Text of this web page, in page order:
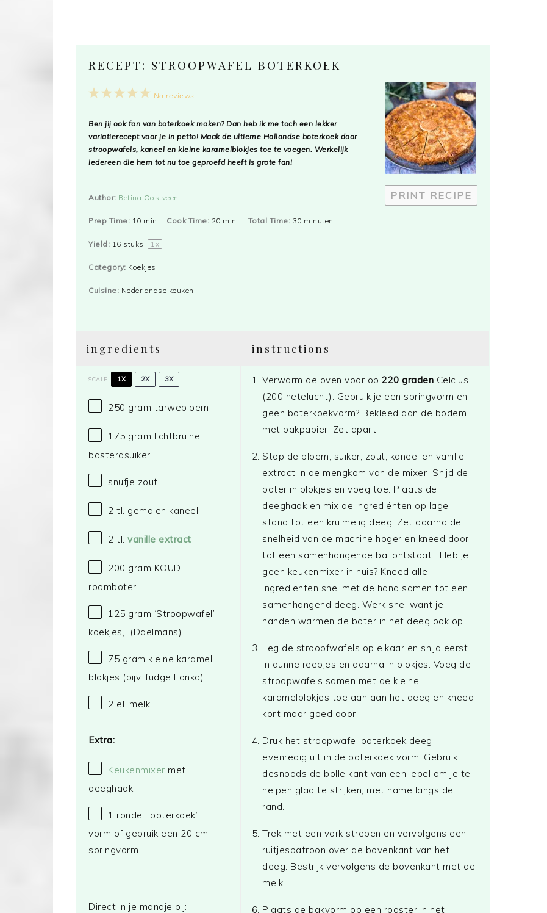
RECEPT: STROOPWAFEL BOTERKOEK
PRINT RECIPE
5
4
3
2
1
No reviews
Ben jij ook fan van boterkoek maken? Dan heb ik me toch een lekker
variatierecept voor je in petto! Maak de ultieme Hollandse boterkoek door
stroopwafels, kaneel en kleine karamelblokjes toe te voegen. Werkelijk
iedereen die hem tot nu toe geproefd heeft is grote fan!
Author: Betina Oostveen
Prep Time: 10 min Cook Time: 20 min. Total Time: 30 minuten
Yield: 16 stuks 1x
Category: Koekjes
Cuisine: Nederlandse keuken
ingredients
SCALE 1X 2X 3X
250 gram tarwebloem
175 gram lichtbruine
basterdsuiker
snufje zout
2 tl. gemalen kaneel
2 tl. vanille extract
200 gram KOUDE
roomboter
125 gram ‘Stroopwafel’
koekjes,
(Daelmans)
75 gram kleine karamel
blokjes (bijv. fudge Lonka)
2 el. melk
Extra:
Keukenmixer met
deeghaak
1 ronde ‘boterkoek’
vorm of gebruik een 20 cm
springvorm.
Direct in je mandje bij:
instructions
Verwarm de oven voor op220 graden Celcius
(200 hetelucht). Gebruik je een springvorm en
geen boterkoekvorm? Bekleed dan de bodem
met bakpapier. Zet apart.
Stop de bloem, suiker, zout, kaneel en vanille
extract in de mengkom van de mixer Snijd de
boter in blokjes en voeg toe. Plaats de
deeghaak en mix de ingrediënten op lage
stand tot een kruimelig deeg. Zet daarna de
snelheid van de machine hoger en kneed door
tot een samenhangende bal ontstaat. Heb je
geen keukenmixer in huis? Kneed alle
ingrediënten snel met de hand samen tot een
samenhangend deeg. Werk snel want je
handen warmen de boter in het deeg ook op.
Leg de stroopfwafels op elkaar en snijd eerst
in dunne reepjes en daarna in blokjes. Voeg de
stroopwafels samen met de kleine
karamelblokjes toe aan aan het deeg en kneed
kort maar goed door.
Druk het stroopwafel boterkoek deeg
evenredig uit in de boterkoek vorm. Gebruik
desnoods de bolle kant van een lepel om je te
helpen glad te strijken, met name langs de
rand.
Trek met een vork strepen en vervolgens een
ruitjespatroon over de bovenkant van het
deeg. Bestrijk vervolgens de bovenkant met de
melk.
Plaats de bakvorm op een rooster in het